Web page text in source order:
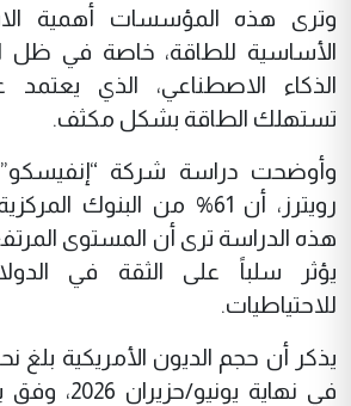
وترى هذه المؤسسات أهمية
الأساسية للطاقة، خاصة في
الذكاء الاصطناعي، الذي يعتمد
تستهلك الطاقة بشكل مكثف.
وأوضحت دراسة شركة
رويترز، أن 61% من البنوك
هذه الدراسة ترى أن المستوى
يؤثر سلباً على الثقة في
للاحتياطيات.
في نهاية